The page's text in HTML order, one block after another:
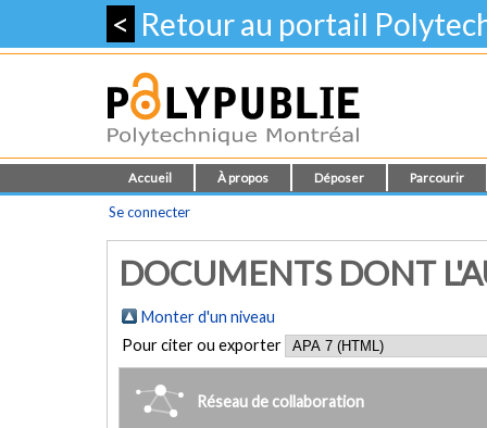
< Retour au portail
Accueil À propos Déposer Parcourir
Se connecter
DOCUMENTS DONT
Monter d'un niveau
Pour citer ou exporter
Réseau de collaboration